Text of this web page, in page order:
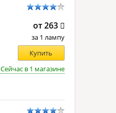
от 263
за 1 лампу
Купить
Сейчас в 1 магазине